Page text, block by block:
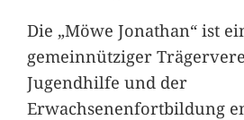
Die „Möwe Jonathan“ ist
gemeinnütziger
Jugendhilfe und der
Erwachsenenfortbildung